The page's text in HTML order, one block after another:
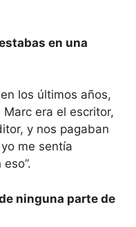
en una
los últimos años,
Marc era el escritor,
y nos pagaban
me sentía
ninguna parte de